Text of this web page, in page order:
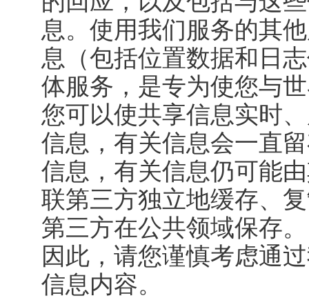
息。使用我们服务的其
息（包括位置数据和日
体服务，是专为使您与
您可以使共享信息实时
信息，有关信息会一直
信息，有关信息仍可能
联第三方独立地缓存、
第三方在公共领域保存。
因此，请您谨慎考虑通
信息内容。